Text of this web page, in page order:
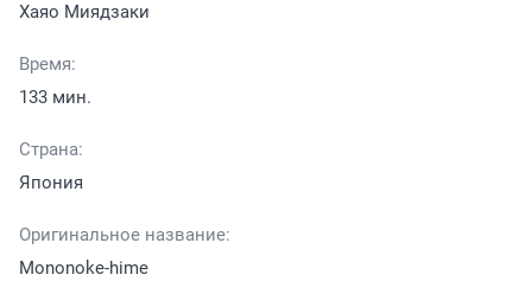
Хаяо Миядзаки
Время:
133 мин.
Страна:
Япония
Оригинальное название:
Mononoke-hime